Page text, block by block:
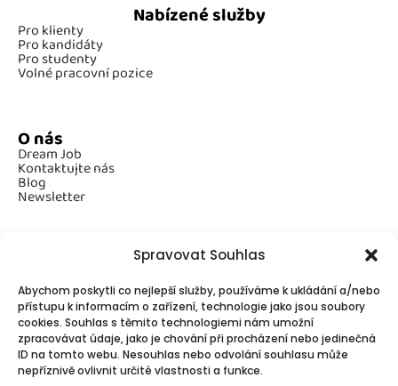
Spravovat Souhlas
Abychom poskytli co nejlepší služby, používáme k ukládání a/nebo
přístupu k informacím o zařízení, technologie jako jsou soubory
cookies. Souhlas s těmito technologiemi nám umožní
zpracovávat údaje, jako je chování při procházení nebo jedinečná
ID na tomto webu. Nesouhlas nebo odvolání souhlasu může
nepříznivě ovlivnit určité vlastnosti a funkce.
Nabízené služby
Pro klienty
Pro kandidáty
Pro studenty
Volné pracovní pozice
O nás
Dream Job
Kontaktujte nás
Blog
Newsletter
Povinné informace
GDPR
Cookies
Spojte se s námi!